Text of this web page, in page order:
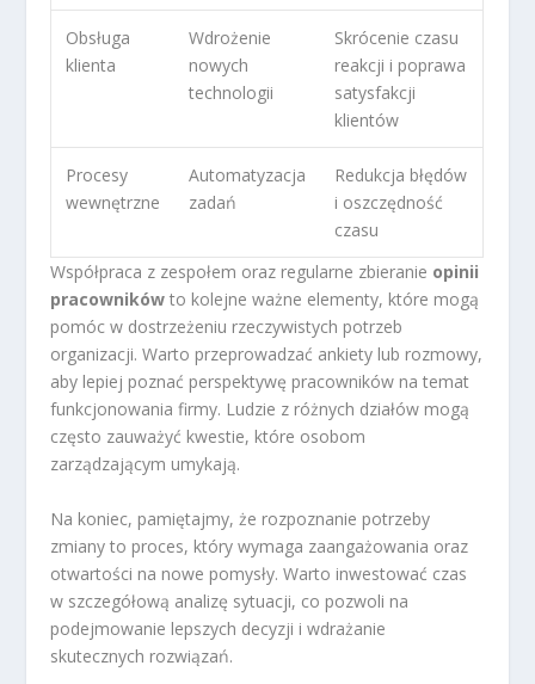
Obsługa
klienta
Wdrożenie
nowych
technologii
Skrócenie czasu
reakcji i poprawa
satysfakcji
klientów
Procesy
wewnętrzne
Automatyzacja
zadań
Redukcja błędów
i oszczędność
czasu
Współpraca z zespołem oraz regularne zbieranie opinii
pracowników to kolejne ważne elementy, które mogą
pomóc w dostrzeżeniu rzeczywistych potrzeb
organizacji. Warto przeprowadzać ankiety lub rozmowy,
aby lepiej poznać perspektywę pracowników na temat
funkcjonowania firmy. Ludzie z różnych działów mogą
często zauważyć kwestie, które osobom
zarządzającym umykają.
Na koniec, pamiętajmy, że rozpoznanie potrzeby
zmiany to proces, który wymaga zaangażowania oraz
otwartości na nowe pomysły. Warto inwestować czas
w szczegółową analizę sytuacji, co pozwoli na
podejmowanie lepszych decyzji i wdrażanie
skutecznych rozwiązań.